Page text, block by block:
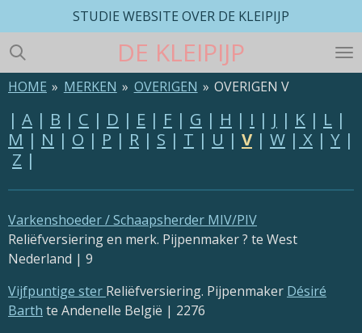
direct
naar
de
hoofdinhoud
DE KLEIPIJP
STUDIE WEBSITE OVER DE KLEIPIJP
HOME » MERKEN » OVERIGEN » OVERIGEN V
| A | B | C | D | E | F | G | H | I | J | K | L |
M | N | O | P | R | S | T | U | V | W | X | Y |
Z |
Varkenshoeder / Schaapsherder MIV/PIV
Reliëfversiering en merk. Pijpenmaker ? te West
Nederland | 9
Vijfpuntige ster Reliëfversiering. Pijpenmaker Désiré
Barth te Andenelle België | 2276